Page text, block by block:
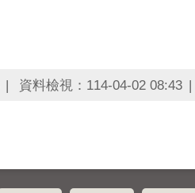
資料檢視：114-04-02 08:43